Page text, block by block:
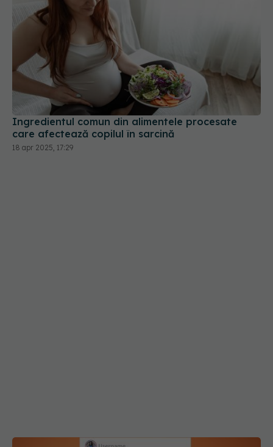
Ingredientul comun din alimentele procesate
care afectează copilul în sarcină
18 apr 2025, 17:29